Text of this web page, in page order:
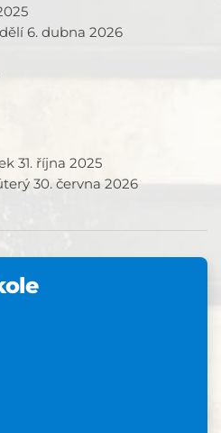
6. dubna 2026
31. října 2025
30. června 2026